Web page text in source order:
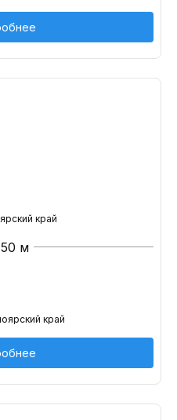
край
м
край